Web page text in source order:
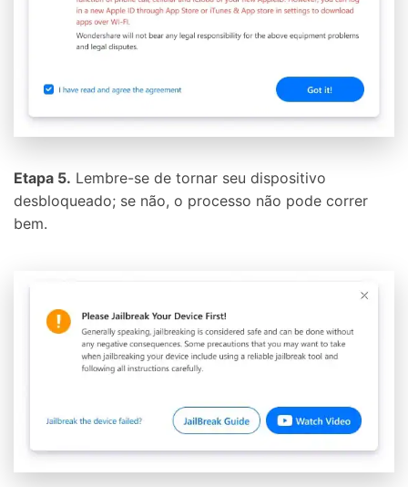
Etapa 5. Lembre-se de tornar seu dispositivo
desbloqueado; se não, o processo não pode correr
bem.